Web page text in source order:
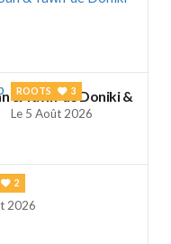
& Yawn' de Doniki &
ROOTS 3
Le 5 Août 2026
2
2026